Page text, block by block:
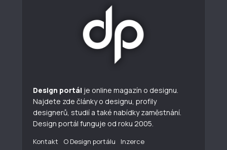
Design portál je online magazín o designu.
Najdete zde články o designu, profily
designerů, studií a také nabídky zaměstnání.
Design portál funguje od roku 2005.
Kontakt O Design portálu Inzerce